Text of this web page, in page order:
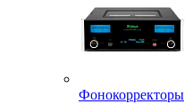
Фонокорректоры